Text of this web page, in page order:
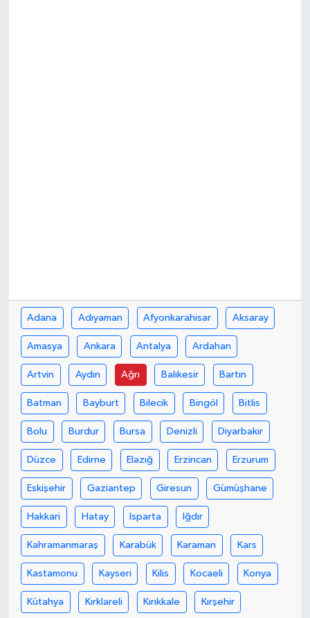
Adana Adıyaman Afyonkarahisar Aksaray
Amasya Ankara Antalya Ardahan
Artvin Aydın Ağrı Balıkesir Bartın
Batman Bayburt Bilecik Bingöl Bitlis
Bolu Burdur Bursa Denizli Diyarbakır
Düzce Edirne Elazığ Erzincan Erzurum
Eskişehir Gaziantep Giresun Gümüşhane
Hakkari Hatay Isparta Iğdır
Kahramanmaraş Karabük Karaman Kars
Kastamonu Kayseri Kilis Kocaeli Konya
Kütahya Kırklareli Kırıkkale Kırşehir